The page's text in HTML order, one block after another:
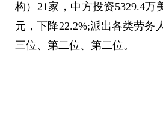
构）21家，中方投资5329.4万
元，下降22.2%;派出各类劳务
三位、第二位、第二位。